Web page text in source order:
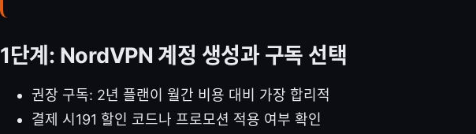
1단계: NordVPN 계정 생성과 구독 선택
권장 구독: 2년 플랜이 월간 비용 대비 가장 합리적
결제 시191 할인 코드나 프로모션 적용 여부 확인